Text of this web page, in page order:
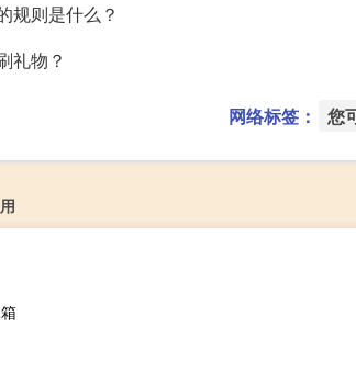
规则是什么？
礼物？
网络标签： 您